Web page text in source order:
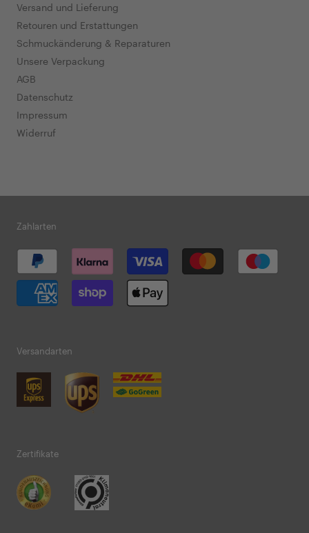
Versand und Lieferung
Retouren und Erstattungen
Schmuckänderung & Reparaturen
Unsere Verpackung
AGB
Datenschutz
Impressum
Widerruf
Zahlarten
Versandarten
Zertifikate